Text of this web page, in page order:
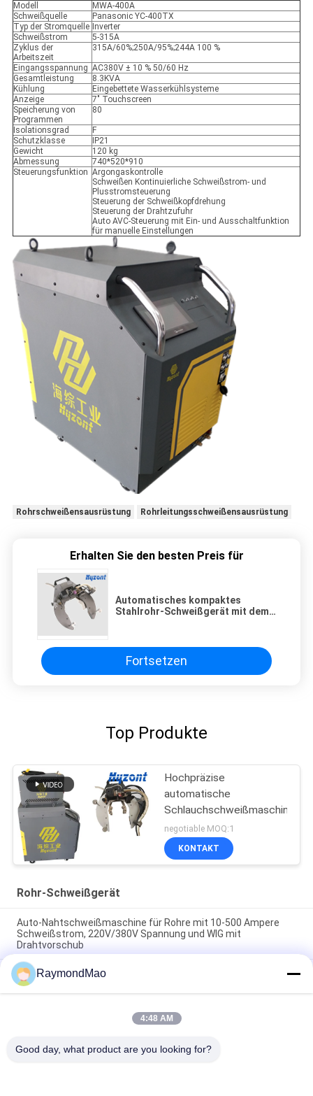
Modell
MWA-400A
Schweißquelle
Panasonic YC-400TX
Typ der Stromquelle Inverter
Schweißstrom
5-315A
Zyklus der
Arbeitszeit
315A/60%;250A/95%;244A 100 %
Eingangsspannung AC380V ± 10 % 50/60 Hz
Gesamtleistung
8.3KVA
Kühlung
Eingebettete Wasserkühlsysteme
Anzeige
7" Touchscreen
Speicherung von
Programmen
80
Isolationsgrad
F
Schutzklasse
IP21
Gewicht
120 kg
Abmessung
740*520*910
Steuerungsfunktion Argongaskontrolle
Schweißen Kontinuierliche Schweißstrom- und
Plusstromsteuerung
Steuerung der Schweißkopfdrehung
Steuerung der Drahtzufuhr
Auto AVC-Steuerung mit Ein- und Ausschaltfunktion
für manuelle Einstellungen
Rohrschweißensausrüstung Rohrleitungsschweißensausrüstung
Erhalten Sie den besten Preis für
Automatisches kompaktes
Stahlrohr-Schweißgerät mit dem
Fortsetzen
Top Produkte
Hochpräzise
automatische
Schlauchschweißmaschine
negotiable MOQ:1
KONTAKT
Rohr-Schweißgerät
Auto-Nahtschweißmaschine für Rohre mit 10-500 Ampere
Schweißstrom, 220V/380V Spannung und WIG mit
Drahtvorschub
Automatische Schweißmaschine mit 220V/380V Spannung
und 10-500Amp Schweißstrom für TIG mit Drahtzufuhr
Rohrschweißmaschine mit WIG mit Drahtvorschub 10-500
Ampere Schweißstrom und Gleichstrommotor für
RaymondMao
4:48 AM
Good day, what product are you looking for?